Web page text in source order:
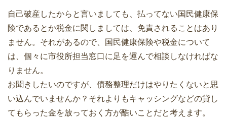
自己破産したからと言いましても、払ってない国民健康保
険であるとか税金に関しましては、免責されることはあり
ません。それがあるので、国民健康保険や税金について
は、個々に市役所担当窓口に足を運んで相談しなければな
りません。
お聞きしたいのですが、債務整理だけはやりたくないと思
い込んでいませんか？それよりもキャッシングなどの貸し
てもらった金を放っておく方が酷いことだと考えます。